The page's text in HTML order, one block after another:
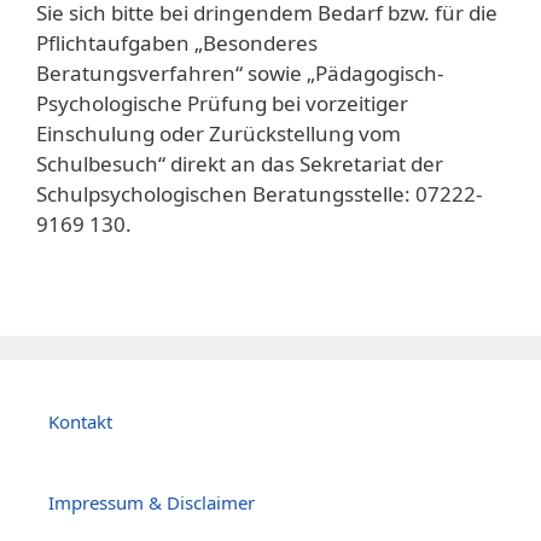
Sie sich bitte bei dringendem Bedarf bzw. für die
Pflichtaufgaben „Besonderes
Beratungsverfahren“ sowie „Pädagogisch-
Psychologische Prüfung bei vorzeitiger
Einschulung oder Zurückstellung vom
Schulbesuch“ direkt an das Sekretariat der
Schulpsychologischen Beratungsstelle: 07222-
9169 130.
Kontakt
Impressum & Disclaimer